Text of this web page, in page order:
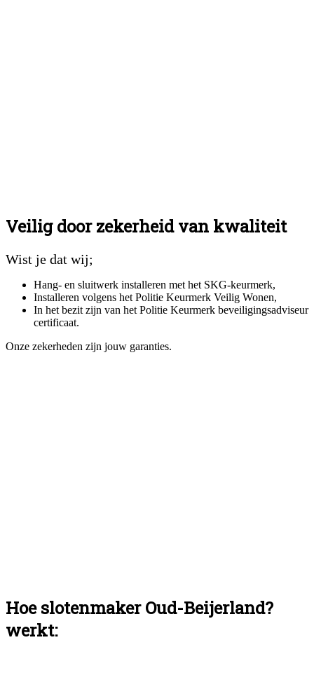
Veilig door zekerheid van kwaliteit
Wist je dat wij;
Hang- en sluitwerk installeren met het SKG-keurmerk,
Installeren volgens het Politie Keurmerk Veilig Wonen,
In het bezit zijn van het Politie Keurmerk beveiligingsadviseur
certificaat.
Onze zekerheden zijn jouw garanties.
Hoe slotenmaker Oud-Beijerland?
werkt: